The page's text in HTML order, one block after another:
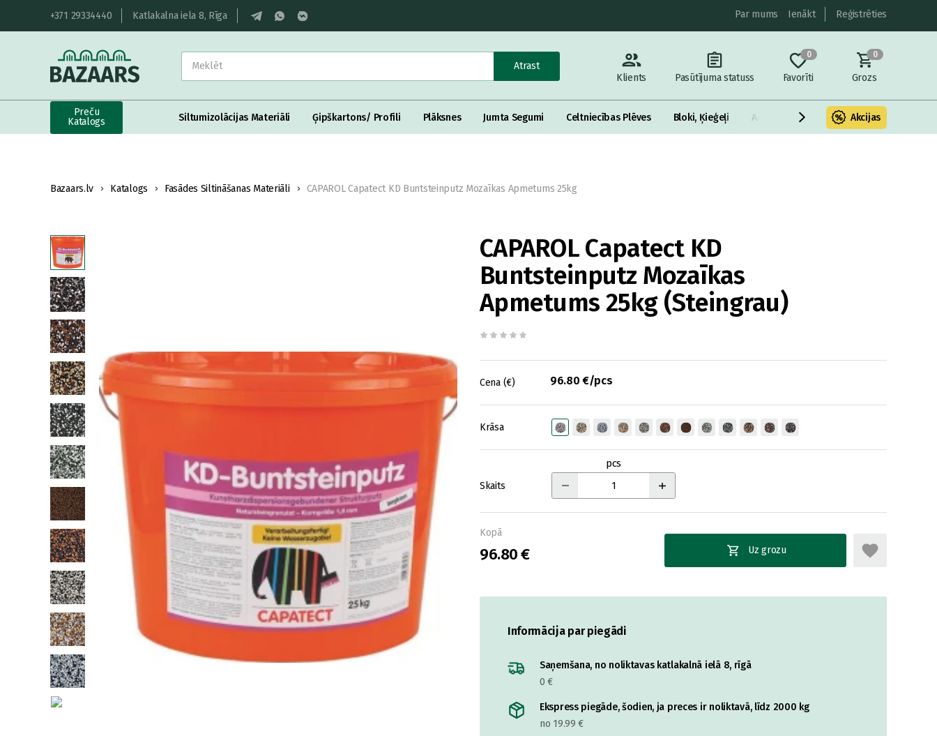
+371 29334440 Katlakalna iela 8, Rīga Par mums Ienākt Reģistrēties
Atrast
Klients
Pasūtījuma statuss
0
Favorīti
0
Grozs
Preču
Katalogs
Siltumizolācijas Materiāli Ģipškartons/ Profili Plāksnes Jumta Segumi Celtniecības Plēves Bloki, Ķieģeļi Armatūra un metāls Fasādes
Akcijas
Bazaars.lv Katalogs Fasādes Siltināšanas Materiāli CAPAROL Capatect KD Buntsteinputz Mozaīkas Apmetums 25kg
CAPAROL Capatect KD
Buntsteinputz Mozaīkas
Apmetums 25kg (Steingrau)
Cena (€) 96.80 €/pcs
Krāsa
Skaits
pcs
Kopā
96.80 € Uz grozu
Informācija par piegādi
Saņemšana, no noliktavas katlakalnā ielā 8, rīgā
0 €
Ekspress piegāde, šodien, ja preces ir noliktavā, līdz 2000 kg
no 19.99 €